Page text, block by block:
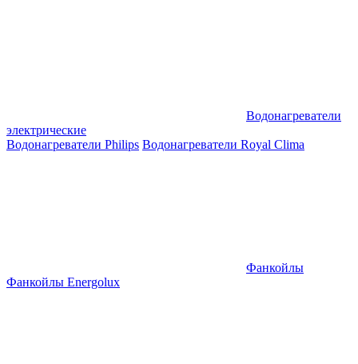
Водонагреватели
электрические
Водонагреватели Philips Водонагреватели Royal Clima
Фанкойлы
Фанкойлы Energolux